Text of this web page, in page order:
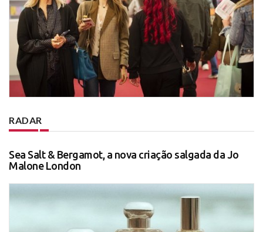
RADAR
Sea Salt & Bergamot, a nova criação salgada da Jo
Malone London